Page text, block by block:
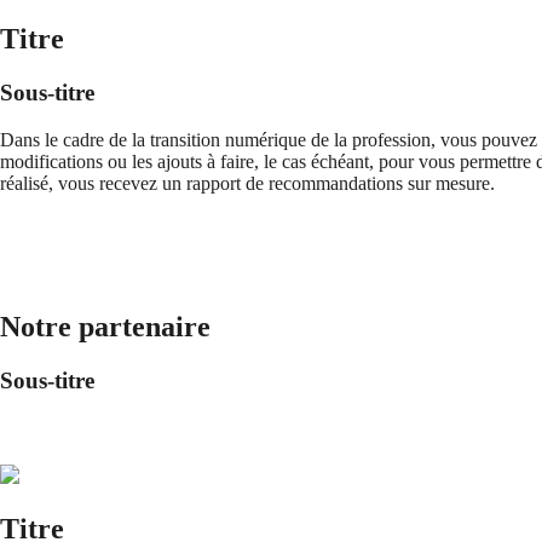
Titre
Sous-titre
Dans le cadre de la transition numérique de la profession, vous
modifications ou les ajouts à faire, le cas échéant, pour vous
réalisé, vous recevez un rapport de recommandations sur mesure.
Notre partenaire
Sous-titre
Titre